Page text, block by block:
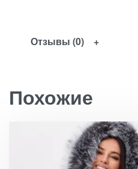
Отзывы (0)
Похожие